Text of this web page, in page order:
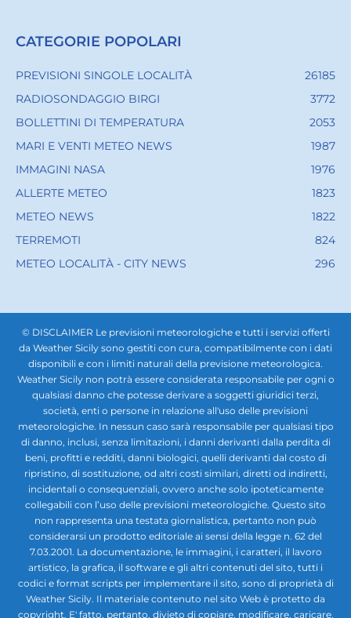
CATEGORIE POPOLARI
PREVISIONI SINGOLE LOCALITÀ
26185
RADIOSONDAGGIO BIRGI
3772
BOLLETTINI DI TEMPERATURA
2053
MARI E VENTI METEO NEWS
1987
IMMAGINI NASA
1976
ALLERTE METEO
1823
METEO NEWS
1822
TERREMOTI
824
METEO LOCALITÀ - CITY NEWS
296
© DISCLAIMER Le previsioni meteorologiche e tutti i servizi offerti
da Weather Sicily sono gestiti con cura, compatibilmente con i dati
disponibili e con i limiti naturali della previsione meteorologica.
Weather Sicily non potrà essere considerata responsabile per ogni o
qualsiasi danno che potesse derivare a soggetti giuridici terzi,
società, enti o persone in relazione all'uso delle previsioni
meteorologiche. In nessun caso sarà responsabile per qualsiasi tipo
di danno, inclusi, senza limitazioni, i danni derivanti dalla perdita di
beni, profitti e redditi, danni biologici, quelli derivanti dal costo di
ripristino, di sostituzione, od altri costi similari, diretti od indiretti,
incidentali o consequenziali, ovvero anche solo ipoteticamente
collegabili con l’uso delle previsioni meteorologiche. Questo sito
non rappresenta una testata giornalistica, pertanto non può
considerarsi un prodotto editoriale ai sensi della legge n. 62 del
7.03.2001. La documentazione, le immagini, i caratteri, il lavoro
artistico, la grafica, il software e gli altri contenuti del sito, tutti i
codici e format scripts per implementare il sito, sono di proprietà di
Weather Sicily. Il materiale contenuto nel sito Web è protetto da
copyright. E' fatto, pertanto, divieto di copiare, modificare, caricare,